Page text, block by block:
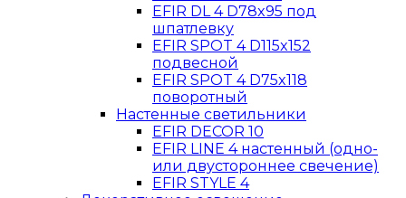
EFIR DL 4 D78x95 под
шпатлевку
EFIR SPOT 4 D115x152
подвесной
EFIR SPOT 4 D75x118
поворотный
Настенные светильники
EFIR DECOR 10
EFIR LINE 4 настенный (одно-
или двустороннее свечение)
EFIR STYLE 4